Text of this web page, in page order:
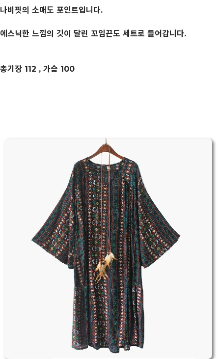
나비핏의 소매도 포인트입니다.
에스닉한 느낌의 깃이 달린 꼬임끈도 세트로 들어갑니다.
총기장 112 , 가슴 100